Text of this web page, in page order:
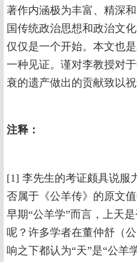
著作内涵极为丰富、精深
国传统政治思想和政治文
仅仅是一个开始。本文也
一种见证。谨对李教授对
衰的遗产做出的贡献致以祝
注释：
[1] 李先生的考证颇具说服
否属于《公羊传》的原文
早期“公羊学”而言，上天
呢？许多学者在董仲舒（
响之下都认为“天”是“公羊